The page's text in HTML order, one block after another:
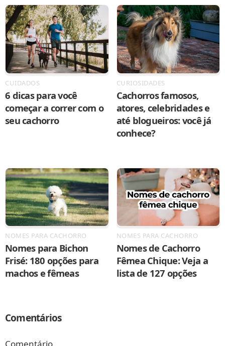
CUIDADOS
6 dicas para você
começar a correr com o
seu cachorro
CURIOSIDADES
Cachorros famosos,
atores, celebridades e
até blogueiros: você já
conhece?
NOMES PARA CACHORRO
Nomes para Bichon
Frisé: 180 opções para
machos e fêmeas
NOMES PARA CACHORRO
Nomes de Cachorro
Fêmea Chique: Veja a
lista de 127 opções
Comentários